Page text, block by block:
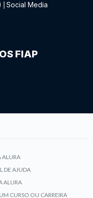
Social Media
FIAP
ALURA
DE AJUDA
ALURA
CURSO OU CARREIRA